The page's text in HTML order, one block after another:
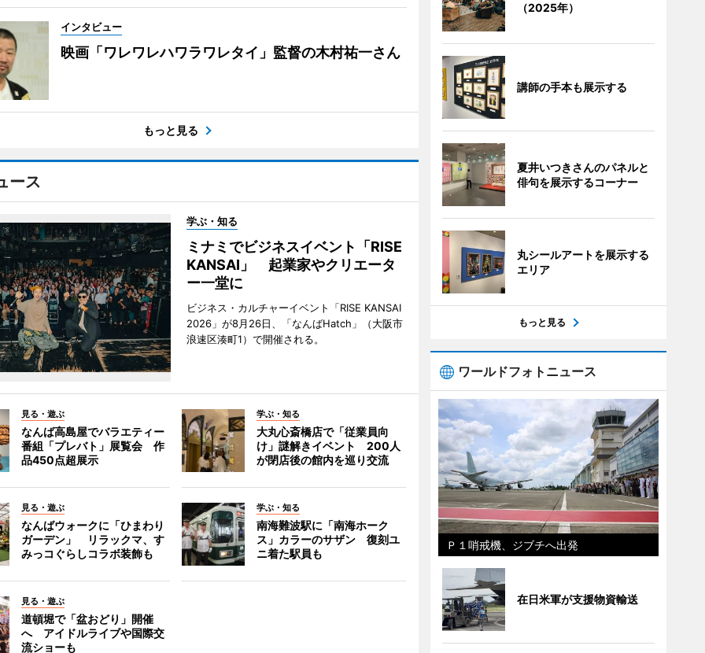
インタビュー
映画「ワレワレハワラワレタイ」監督の木村祐一さん
もっと見る
ース
学ぶ・知る
ミナミでビジネスイベント「RISE
KANSAI」 起業家やクリエータ
ー一堂に
ビジネス・カルチャーイベント「RISE KANSAI
2026」が8月26日、「なんばHatch」（大阪市
浪速区湊町1）で開催される。
見る・遊ぶ
なんば高島屋でバラエティー
番組「プレバト」展覧会 作
品450点超展示
学ぶ・知る
大丸心斎橋店で「従業員向
け」謎解きイベント 200人
が閉店後の館内を巡り交流
見る・遊ぶ
なんばウォークに「ひまわり
ガーデン」 リラックマ、す
みっコぐらしコラボ装飾も
学ぶ・知る
南海難波駅に「南海ホーク
ス」カラーのサザン 復刻ユ
ニ着た駅員も
見る・遊ぶ
道頓堀で「盆おどり」開催
へ アイドルライブや国際交
流ショーも
（2025年）
講師の手本も展示する
夏井いつきさんのパネルと
俳句を展示するコーナー
丸シールアートを展示する
エリア
もっと見る
ワールドフォトニュース
Ｐ１哨戒機、ジブチへ出発
在日米軍が支援物資輸送